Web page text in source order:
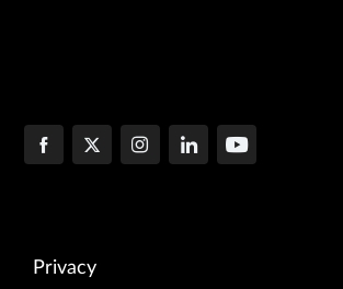
Privacy